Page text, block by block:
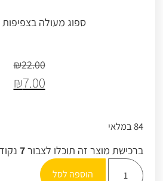
ספוג מעולה בצפיפות
₪22.00
₪7.00
84 במלאי
ברכישת מוצר זה תוכלו לצבור7
הוספה לסל